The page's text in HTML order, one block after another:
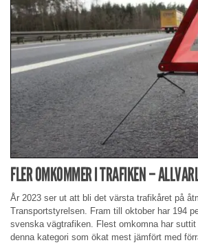
FLER OMKOMMER I TRAFIKEN –
År 2023 ser ut att bli det värsta trafikåret på
Transportstyrelsen. Fram till oktober har 194
svenska vägtrafiken. Flest omkomna har
denna kategori som ökat mest jämfört med